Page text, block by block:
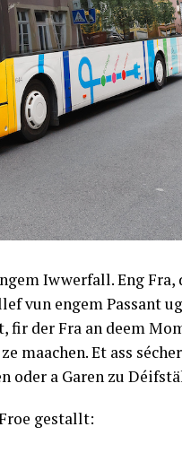
Iwwerfall. Eng
vun engem Passant
fir der Fra an deem
maachen. Et ass
oder a Garen zu
gestallt: